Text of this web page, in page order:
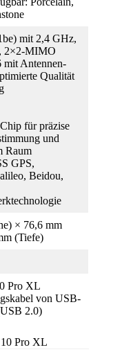
mit 2,4 GHz,
2×2-MIMO
Antennen-
Qualität
für präzise
und
Raum
GPS,
Beidou,
× 76,6 mm
(Tiefe)
Pro XL
von USB-
2.0)
10 Pro XL